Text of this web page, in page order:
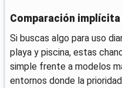
Comparación
Si buscas algo para uso
playa y piscina, estas
simple frente a modelos
entornos donde la